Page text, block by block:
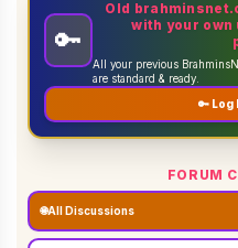
🔑
Old
with your own
All your previous
are standard & ready.
🔑 Log
FORUM
🌐All Discussions